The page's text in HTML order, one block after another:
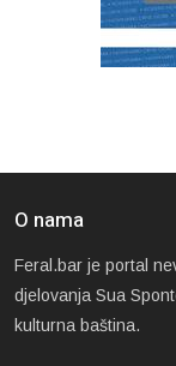
O nama
Feral.bar je portal
djelovanja Sua
kulturna baština.